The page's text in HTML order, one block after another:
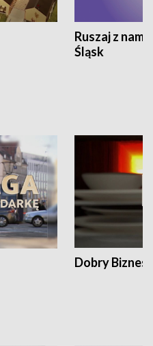
Ruszaj z
Śląsk
Dobry Biznes